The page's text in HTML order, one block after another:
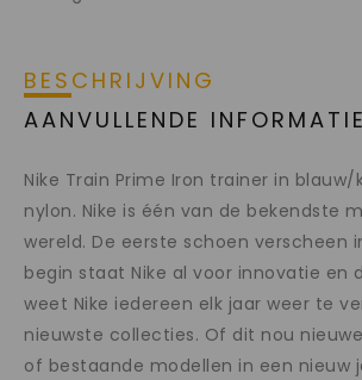
BESCHRIJVING
AANVULLENDE INFORMATIE
Nike Train Prime Iron trainer in
nylon. Nike is één van de bekendste
wereld. De eerste schoen verscheen
begin staat Nike al voor innovatie en
weet Nike iedereen elk jaar weer te
nieuwste collecties. Of dit nou
of bestaande modellen in een nieuw